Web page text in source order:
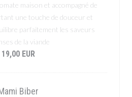
maison et accompagné de
une touche de douceur et
parfaitement les saveurs
de la viande
19,00 EUR
Biber